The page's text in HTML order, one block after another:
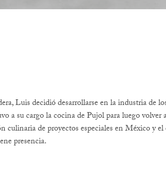
Luis decidió desarrollarse en la industria de
a su cargo la cocina de Pujol para luego
culinaria de proyectos especiales en México y
presencia.